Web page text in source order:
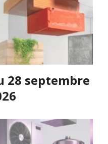
28 septembre